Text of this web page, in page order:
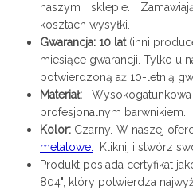
naszym sklepie.
kosztach wysyłki.
Gwarancja: 10 lat (inni
miesiące gwarancji. Tylko u
potwierdzoną aż 10-letnią
Materiał:
profesjonalnym barwnikiem.
Kolor: Czarny. W naszej
metalowe. Kliknij i stwórz
Produkt posiada certyfikat
804", który potwierdza